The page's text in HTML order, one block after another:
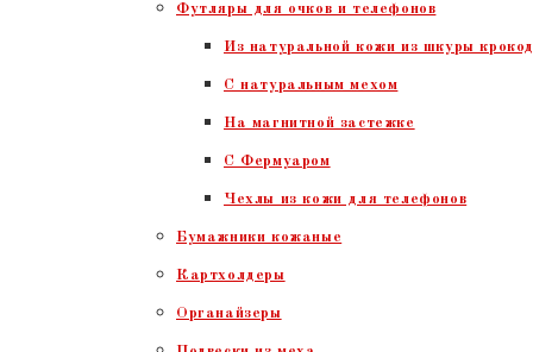
Футляры для очков и телефонов
Из натуральной кожи из шкуры
С натуральным мехом
На магнитной застежке
С Фермуаром
Чехлы из кожи для телефонов
Бумажники кожаные
Картхолдеры
Органайзеры